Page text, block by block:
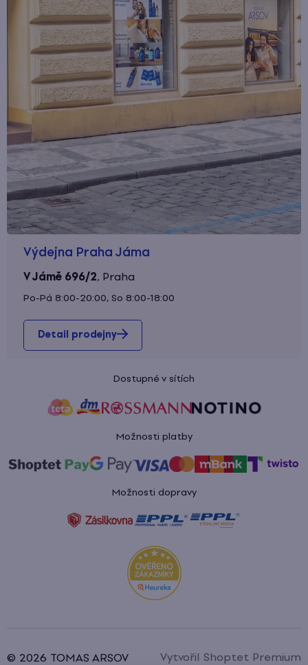
Výdejna Praha Jáma
V Jámě 696/2, Praha
Po-Pá 8:00-20:00, So 8:00-18:00
Detail prodejny
Dostupné v sítích
Možnosti platby
Možnosti dopravy
Vytvořil Shoptet Premium
© 2026 TOMAS ARSOV